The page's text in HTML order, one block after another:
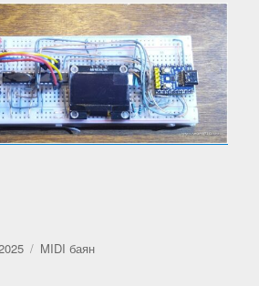
Рубрики
MIDI баян